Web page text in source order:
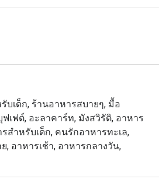
จัดไลน์อาหารให้ดูเหมือนตลาดสด
รไทยและนานาชาติให้ลูกค้าได้
บชั้นดีตามมาตรฐานโรงแรมหรูนั้น
กรุงเทพ (Ginger @ Holiday Inn
ารบุฟเฟ่ต์นานาชาติ รวมทั้งอาหาร
ตะวันออกกลาง ตั้งอยู่ชั้น G ของ
งเทพ เชื่อมต่อกับแลนด์มาร์ก
บเด็ก, ร้านอาหารสบายๆ, มื้อ
เฟต์, อะลาคาร์ท, มังสวิรัติ, อาหาร
สำหรับเด็ก, คนรักอาหารทะเล,
, อาหารเช้า, อาหารกลางวัน,